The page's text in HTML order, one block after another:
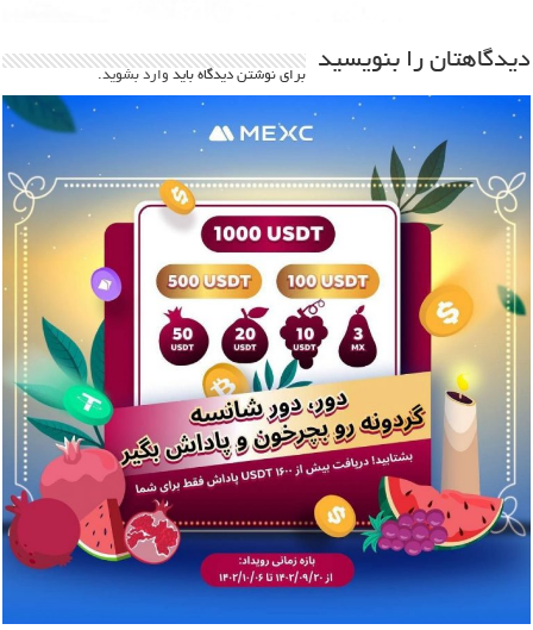
دیدگاهتان را بنویسید
برای نوشتن دیدگاه باید وارد بشوید.